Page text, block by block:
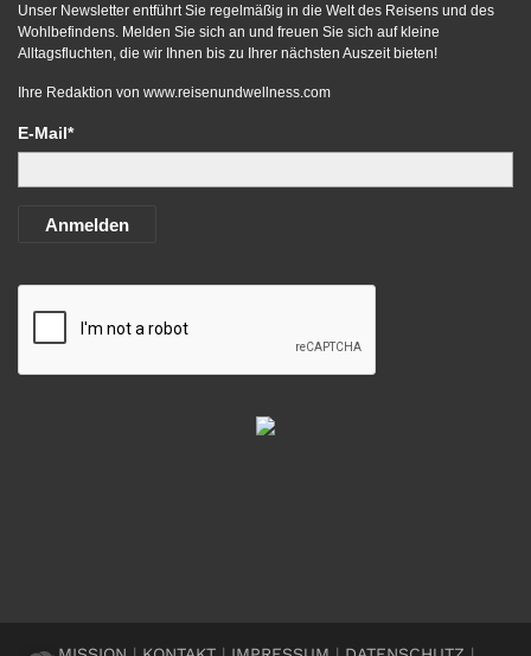
Unser Newsletter entführt Sie regelmäßig in die Welt des Reisens und des
Wohlbefindens. Melden Sie sich an und freuen Sie sich auf kleine
Alltagsfluchten, die wir Ihnen bis zu Ihrer nächsten Auszeit bieten!
Ihre Redaktion von www.reisenundwellness.com
E-Mail*
Anmelden